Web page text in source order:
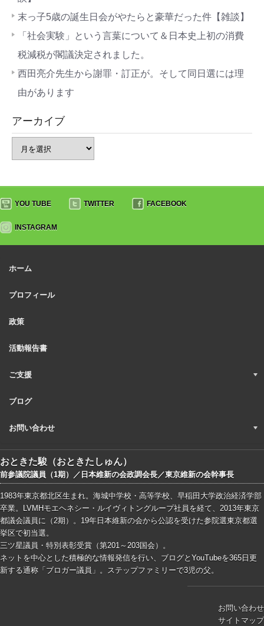
末っ子5歳の誕生日会がやたらと豪華だった件【雑談】
「社会実験」という言葉について＆日本史上初の消費
税減税が閣議決定されました。
西田亮介先生から謝罪・訂正が。そして同日選には理
由があります
アーカイブ
YOU TUBE TWITTER FACEBOOK
INSTAGRAM
ホーム
プロフィール
政策
活動報告書
ご支援
ブログ
お問い合わせ
おときた駿（おときたしゅん）
前参議院議員（1期）／日本維新の会政調会長／東京維新の会幹事長
1983年東京都北区生まれ。海城中学校・高等学校、早稲田大学政治経済学部
卒業。LVMHモエヘネシー・ルイヴィトングループ社員を経て、2013年東京
都議会議員に（2期）。19年日本維新の会から公認を受けた参院選東京都選
挙区で初当選。
三ツ星議員・特別表彰受賞（第201～203国会）。
ネットを中心とした積極的な情報発信を行い、ブログとYouTubeを365日更
新する通称「ブロガー議員」。ステップファミリーで3児の父。
お問い合わせ
サイトマップ